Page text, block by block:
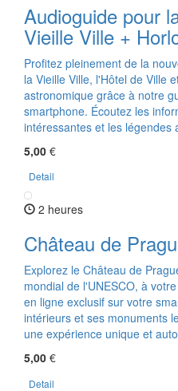
Audioguide pour
Vieille Ville +
Profitez pleinement de la
la Vieille Ville, l'Hôtel de Ville
astronomique grâce à notre
smartphone. Écoutez les
intéressantes et les légendes
5,00 €
Detail
2 heures
Château de
Explorez le Château de
mondial de l'UNESCO, à
en ligne exclusif sur votre
intérieurs et ses monuments
une expérience unique et
5,00 €
Detail